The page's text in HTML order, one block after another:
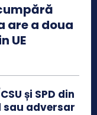
are a doua
UE
și SPD din
sau adversar